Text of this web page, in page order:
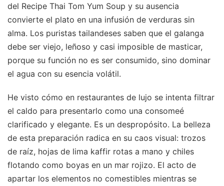
del Recipe Thai Tom Yum Soup y su ausencia
convierte el plato en una infusión de verduras sin
alma. Los puristas tailandeses saben que el galanga
debe ser viejo, leñoso y casi imposible de masticar,
porque su función no es ser consumido, sino dominar
el agua con su esencia volátil.
He visto cómo en restaurantes de lujo se intenta filtrar
el caldo para presentarlo como una consomeé
clarificado y elegante. Es un despropósito. La belleza
de esta preparación radica en su caos visual: trozos
de raíz, hojas de lima kaffir rotas a mano y chiles
flotando como boyas en un mar rojizo. El acto de
apartar los elementos no comestibles mientras se